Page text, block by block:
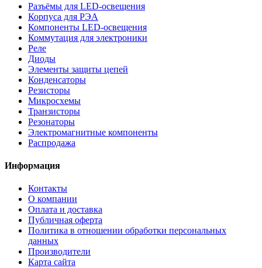
Разъёмы для LED-освещения
Корпуса для РЭА
Компоненты LED-освещения
Коммутация для электроники
Реле
Диоды
Элементы защиты цепей
Конденсаторы
Резисторы
Микросхемы
Транзисторы
Резонаторы
Электромагнитные компоненты
Распродажа
Информация
Контакты
О компании
Оплата и доставка
Публичная оферта
Политика в отношении обработки персональных
данных
Производители
Карта сайта